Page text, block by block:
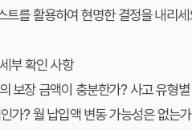
를 활용하여 현명한 결정을 내리
세부 확인 사항
보장 금액이 충분한가? 사고 유형
가? 월 납입액 변동 가능성은 없는